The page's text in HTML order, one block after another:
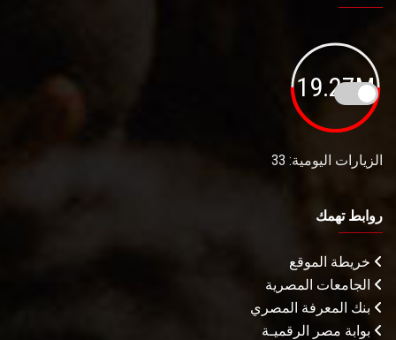
19.27M
الزيارات اليومية: 33
روابط تهمك
خريطة الموقع
الجامعات المصرية
بنك المعرفة المصري
بوابة مصر الرقميـة